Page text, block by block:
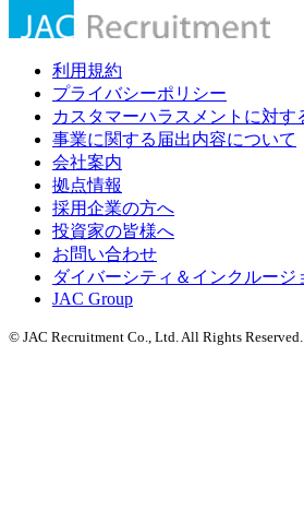
利用規約
プライバシーポリシー
カスタマーハラスメントに対す
事業に関する届出内容について
会社案内
拠点情報
採用企業の方へ
投資家の皆様へ
お問い合わせ
ダイバーシティ＆インクルージ
JAC Group
© JAC Recruitment Co., Ltd. All Rights Reserved.